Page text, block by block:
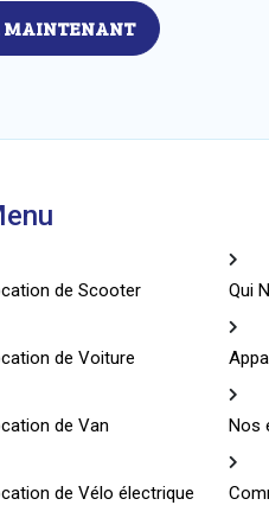
MAINTENANT
Location de Scooter
Location de Voiture
Location de Van
Location de Vélo électrique
Qui
Nos